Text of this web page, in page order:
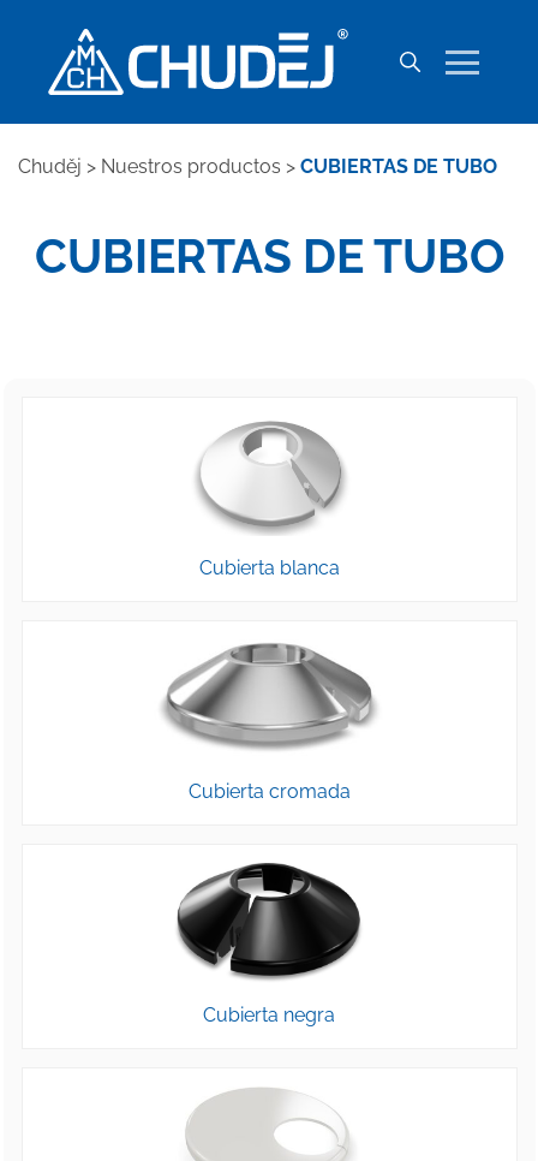
Chuděj > Nuestros productos > CUBIERTAS DE TUBO
CUBIERTAS DE TUBO
Cubierta blanca
Cubierta cromada
Cubierta negra